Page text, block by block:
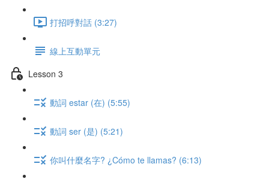
打招呼對話 (3:27)
線上互動單元
Lesson 3
動詞 estar (在) (5:55)
動詞 ser (是) (5:21)
你叫什麼名字? ¿Cómo te llamas? (6:13)